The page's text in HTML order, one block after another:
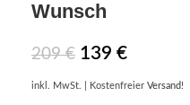
Wunsch
209€ 139 €
inkl. MwSt. | Kostenfreier Versand!